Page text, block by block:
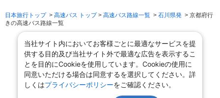
日本旅行トップ> 高速バス トップ> 高速バス路線一覧 > 石川県発 > 京都府行
きの高速バス路線一覧
当社サイト内においてお客様ごとに最適なサービスを提
供する目的及び当社サイト外で最適な広告を表示するこ
とを目的にCookieを使用しています。Cookieの使用に
同意いただける場合は同意するを選択してください。詳
しくはプライバシーポリシーをご確認ください。